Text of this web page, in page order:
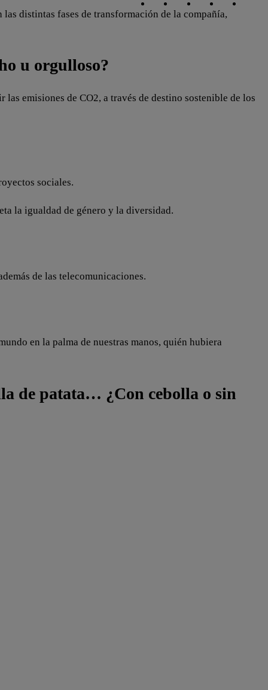
distintas fases de transformación de la compañía,
u orgulloso?
emisiones de CO2, a través de destino sostenible de los
sociales.
la igualdad de género y la diversidad.
de las telecomunicaciones.
en la palma de nuestras manos, quién hubiera
de patata… ¿Con cebolla o sin